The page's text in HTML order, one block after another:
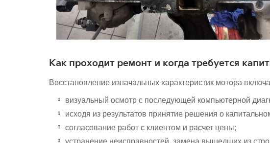
Как проходит ремонт и когда требуется
Восстановление изначальных характеристик мотора
визуальный осмотр с последующей компьютерной
исходя из результатов принятие решения о
согласование работ с клиентом и расчет цены;